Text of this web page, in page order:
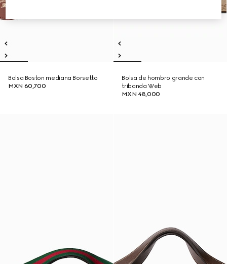
Bolsa Boston mediana Borsetto
MXN 60,700
Bolsa de hombro grande con
tribanda Web
MXN 48,000